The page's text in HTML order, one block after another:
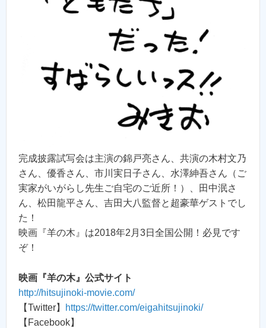
完成披露試写会は主演の錦戸亮さん、共演の木村文乃
さん、優香さん、市川実日子さん、水澤紳吾さん（ご
実家がいがらし先生ご自宅のご近所！）、田中泯さ
ん、松田龍平さん、吉田大八監督と超豪華ゲストでし
た！
映画『羊の木』は2018年2月3日全国公開！必見です
ぞ！
映画『羊の木』公式サイト
http://hitsujinoki-movie.com/
【Twitter】
https://twitter.com/eigahitsujinoki/
【Facebook】